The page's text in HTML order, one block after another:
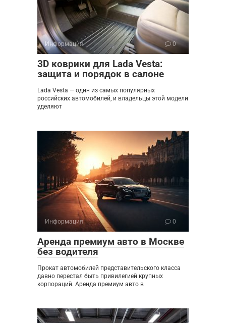
Информация 0
3D коврики для Lada Vesta:
защита и порядок в салоне
Lada Vesta — один из самых популярных
российских автомобилей, и владельцы этой модели
уделяют
Информация 0
Аренда премиум авто в Москве
без водителя
Прокат автомобилей представительского класса
давно перестал быть привилегией крупных
корпораций. Аренда премиум авто в